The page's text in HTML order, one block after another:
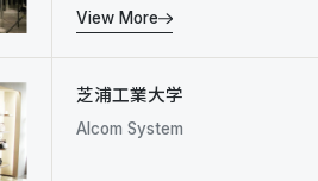
View More
芝浦工業大学
Alcom System